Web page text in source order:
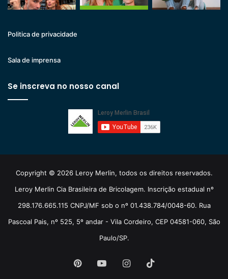
Politica de privacidade
Sala de imprensa
Se inscreva no nosso canal
Copyright © 2026 Leroy Merlin, todos os direitos reservados.
Leroy Merlin Cia Brasileira de Bricolagem. Inscrição estadual nº
298.176.665.115 CNPJ/MF sob o nº 01.438.784/0048-60. Rua
Pascoal Pais, nº 525, 5º andar - Vila Cordeiro, CEP 04581-060, São
Paulo/SP.
PinterestYouTubeInstagram